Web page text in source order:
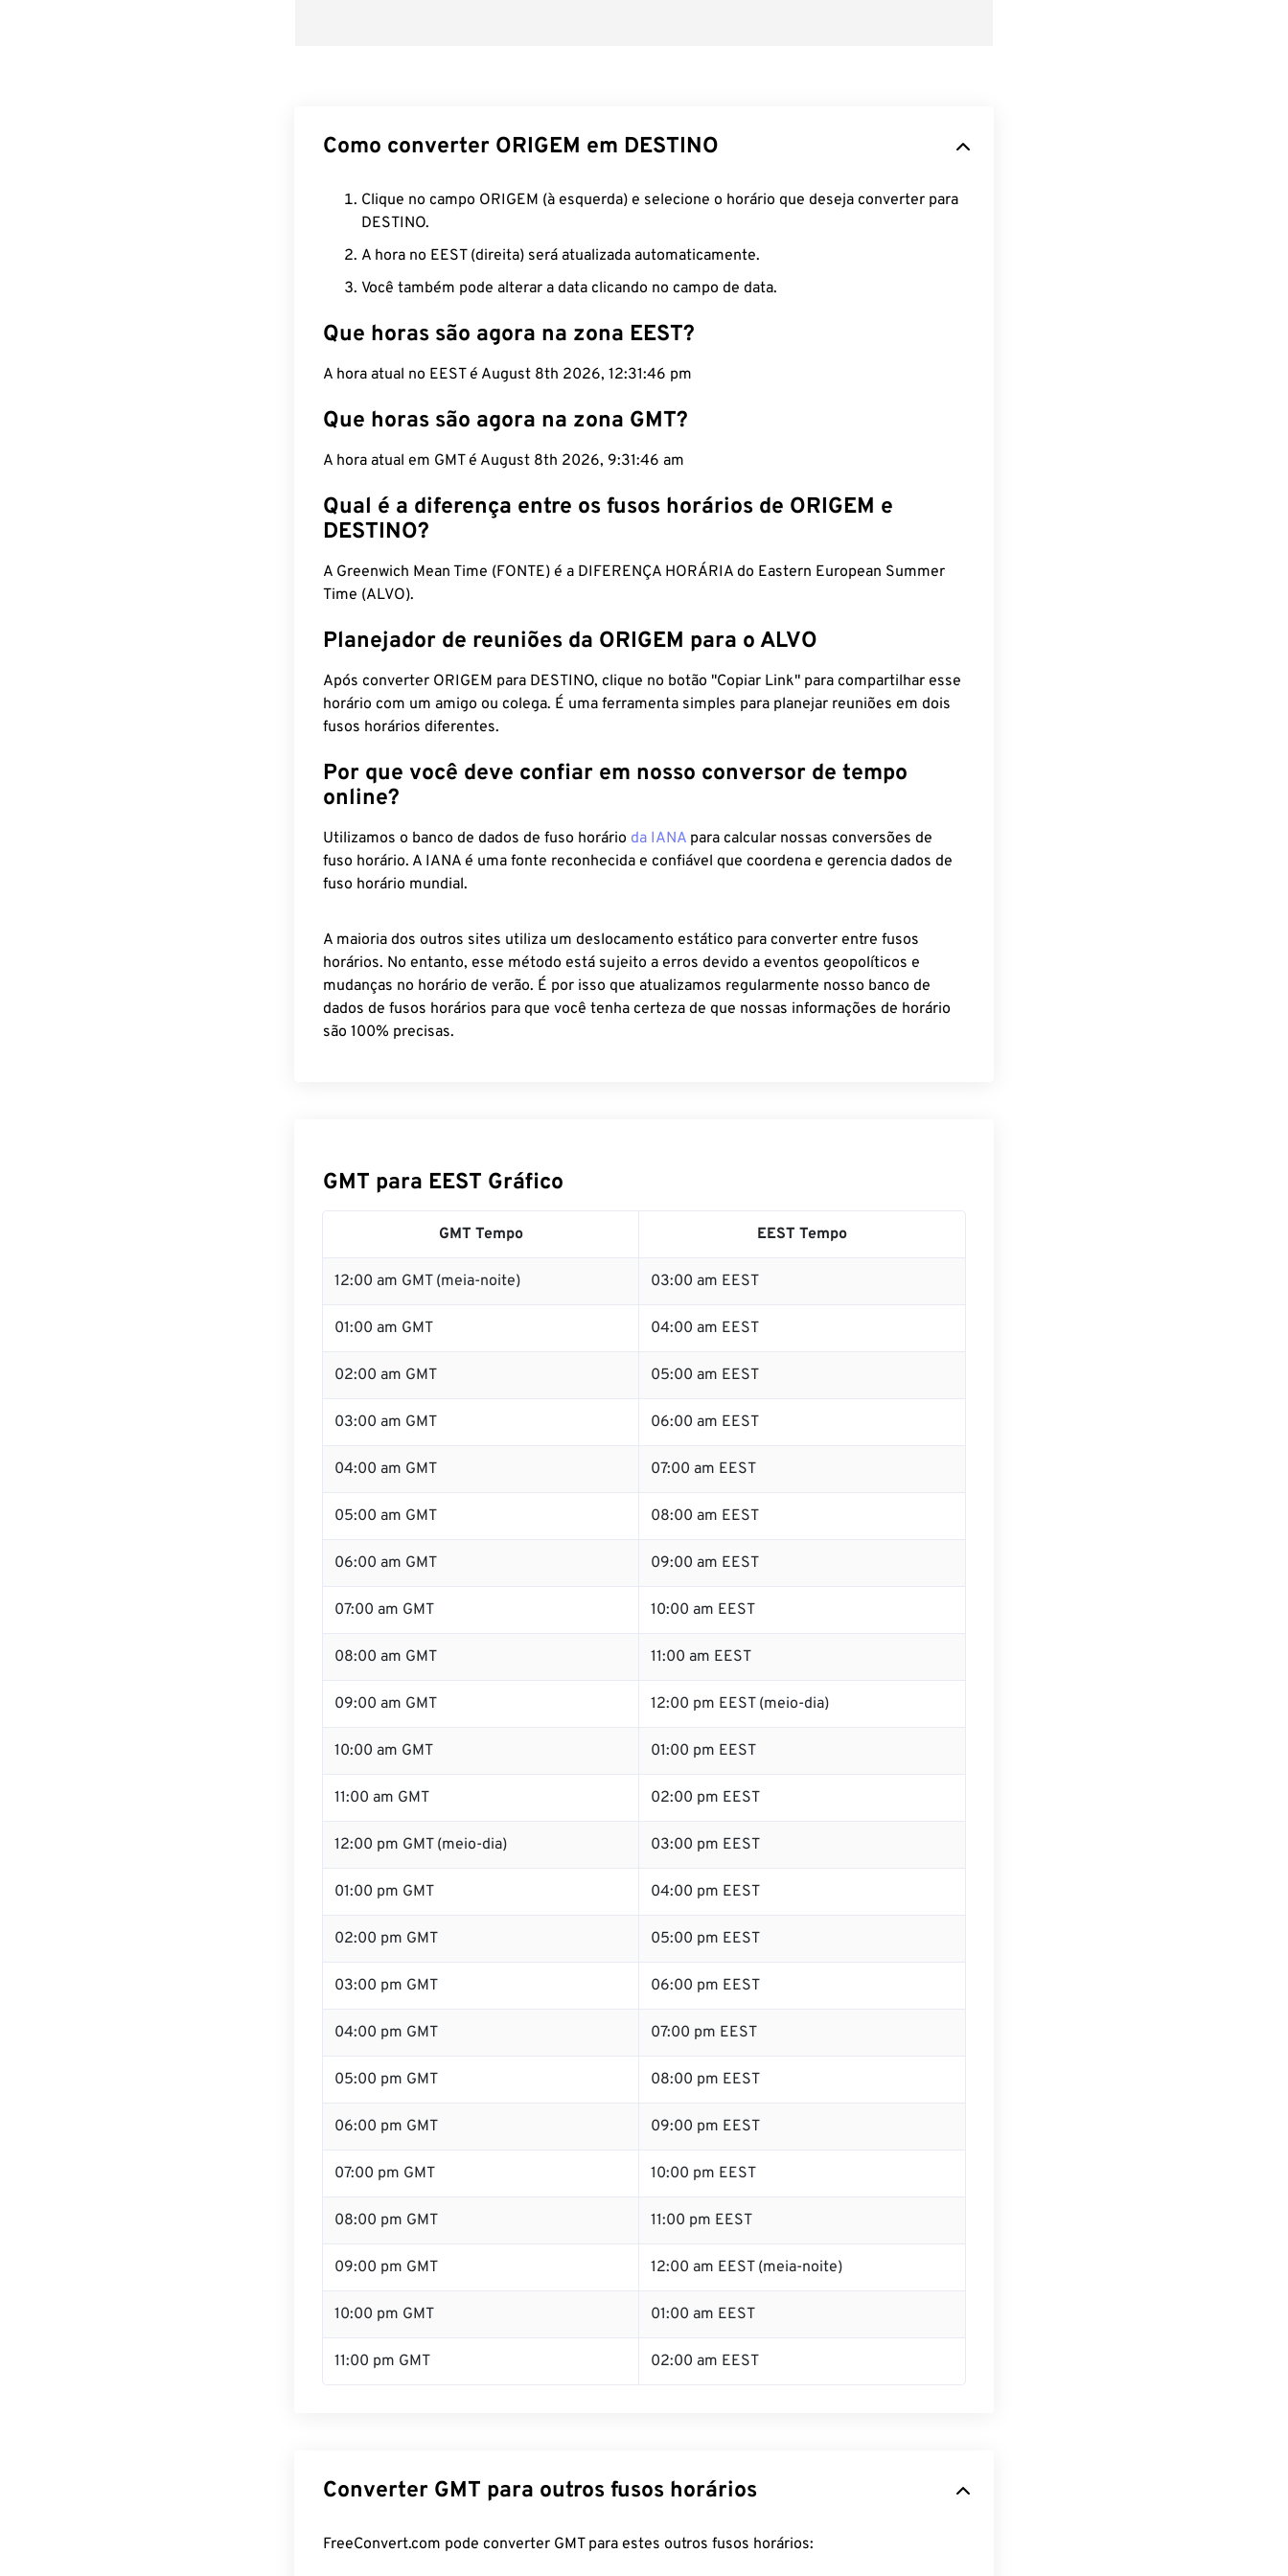
Como converter ORIGEM em DESTINO
Clique no campo ORIGEM (à esquerda) e selecione o horário que deseja converter para
DESTINO.
A hora no EEST (direita) será atualizada automaticamente.
Você também pode alterar a data clicando no campo de data.
Que horas são agora na zona EEST?
A hora atual no EEST é August 8th 2026, 12:31:47 pm
Que horas são agora na zona GMT?
A hora atual em GMT é August 8th 2026, 9:31:47 am
Qual é a diferença entre os fusos horários de ORIGEM e
DESTINO?
A Greenwich Mean Time (FONTE) é a DIFERENÇA HORÁRIA do Eastern European Summer
Time (ALVO).
Planejador de reuniões da ORIGEM para o ALVO
Após converter ORIGEM para DESTINO, clique no botão "Copiar Link" para compartilhar esse
horário com um amigo ou colega. É uma ferramenta simples para planejar reuniões em dois
fusos horários diferentes.
Por que você deve confiar em nosso conversor de tempo
online?
Utilizamos o banco de dados de fuso horário da IANA para calcular nossas conversões de
fuso horário. A IANA é uma fonte reconhecida e confiável que coordena e gerencia dados de
fuso horário mundial.
A maioria dos outros sites utiliza um deslocamento estático para converter entre fusos
horários. No entanto, esse método está sujeito a erros devido a eventos geopolíticos e
mudanças no horário de verão. É por isso que atualizamos regularmente nosso banco de
dados de fusos horários para que você tenha certeza de que nossas informações de horário
são 100% precisas.
GMT para EEST Gráfico
GMT Tempo EEST Tempo
12:00 am GMT (meia-noite) 03:00 am EEST
01:00 am GMT 04:00 am EEST
02:00 am GMT 05:00 am EEST
03:00 am GMT 06:00 am EEST
04:00 am GMT 07:00 am EEST
05:00 am GMT 08:00 am EEST
06:00 am GMT 09:00 am EEST
07:00 am GMT 10:00 am EEST
08:00 am GMT 11:00 am EEST
09:00 am GMT 12:00 pm EEST (meio-dia)
10:00 am GMT 01:00 pm EEST
11:00 am GMT 02:00 pm EEST
12:00 pm GMT (meio-dia) 03:00 pm EEST
01:00 pm GMT 04:00 pm EEST
02:00 pm GMT 05:00 pm EEST
03:00 pm GMT 06:00 pm EEST
04:00 pm GMT 07:00 pm EEST
05:00 pm GMT 08:00 pm EEST
06:00 pm GMT 09:00 pm EEST
07:00 pm GMT 10:00 pm EEST
08:00 pm GMT 11:00 pm EEST
09:00 pm GMT 12:00 am EEST (meia-noite)
10:00 pm GMT 01:00 am EEST
11:00 pm GMT 02:00 am EEST
Converter GMT para outros fusos horários
FreeConvert.com pode converter GMT para estes outros fusos horários: